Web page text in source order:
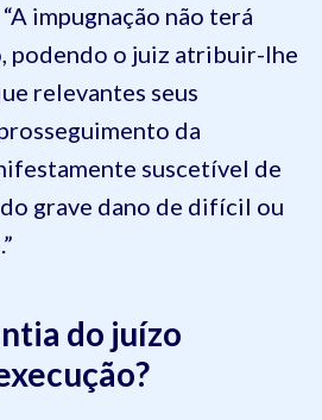
impugnação não terá
podendo o juiz atribuir-lhe
relevantes seus
da
suscetível de
grave dano de difícil ou
do juízo